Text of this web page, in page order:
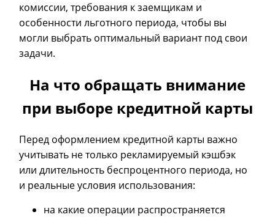
комиссии, требования к заемщикам и
особенности льготного периода, чтобы вы
могли выбрать оптимальный вариант под свои
задачи.
На что обращать внимание
при выборе кредитной карты
Перед оформлением кредитной карты важно
учитывать не только рекламируемый кэшбэк
или длительность беспроцентного периода, но
и реальные условия использования:
на какие операции распространяется